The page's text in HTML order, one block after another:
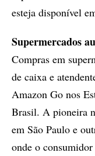
esteja disponível
Supermercados
Compras em
de caixa e
Amazon Go nos
Brasil. A pioneira
em São Paulo e
onde o